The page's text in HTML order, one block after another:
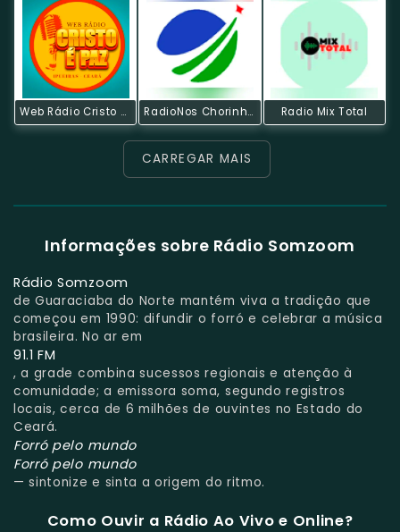
Web Rádio Cristo É Paz RadioNos Chorinho & Cia Channel Radio Mix Total
CARREGAR MAIS
Informações sobre Rádio Somzoom
Rádio Somzoom
de Guaraciaba do Norte mantém viva a tradição que
começou em 1990: difundir o forró e celebrar a música
brasileira. No ar em
91.1 FM
, a grade combina sucessos regionais e atenção à
comunidade; a emissora soma, segundo registros
locais, cerca de 6 milhões de ouvintes no Estado do
Ceará.
Forró pelo mundo
Forró pelo mundo
— sintonize e sinta a origem do ritmo.
Como Ouvir a Rádio Ao Vivo e Online?